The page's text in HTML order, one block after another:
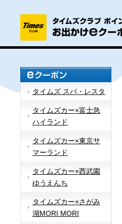
タイムズ スパ・レスタ
タイムズカー×富士急
ハイランド
タイムズカー×東京サ
マーランド
タイムズカー×西武園
ゆうえんち
タイムズカー×さがみ
湖MORI MORI